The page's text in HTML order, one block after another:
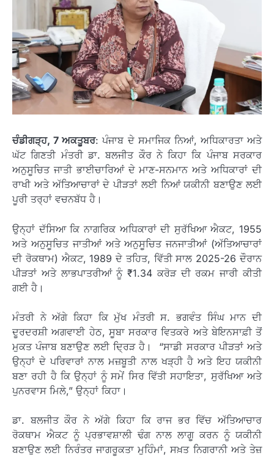
ਚੰਡੀਗੜ੍ਹ, 7 ਅਕਤੂਬਰ: ਪੰਜਾਬ ਦੇ ਸਮਾਜਿਕ ਨਿਆਂ, ਅਧਿਕਾਰਤਾ ਅਤੇ
ਘੱਟ ਗਿਣਤੀ ਮੰਤਰੀ ਡਾ. ਬਲਜੀਤ ਕੌਰ ਨੇ ਕਿਹਾ ਕਿ ਪੰਜਾਬ ਸਰਕਾਰ
ਅਨੁਸੂਚਿਤ ਜਾਤੀ ਭਾਈਚਾਰਿਆਂ ਦੇ ਮਾਣ-ਸਨਮਾਨ ਅਤੇ ਅਧਿਕਾਰਾਂ ਦੀ
ਰਾਖੀ ਅਤੇ ਅੱਤਿਆਚਾਰਾਂ ਦੇ ਪੀੜਤਾਂ ਲਈ ਨਿਆਂ ਯਕੀਨੀ ਬਣਾਉਣ ਲਈ
ਪੂਰੀ ਤਰ੍ਹਾਂ ਵਚਨਬੱਧ ਹੈ।
ਉਨ੍ਹਾਂ ਦੱਸਿਆ ਕਿ ਨਾਗਰਿਕ ਅਧਿਕਾਰਾਂ ਦੀ ਸੁਰੱਖਿਆ ਐਕਟ, 1955
ਅਤੇ ਅਨੁਸੂਚਿਤ ਜਾਤੀਆਂ ਅਤੇ ਅਨੁਸੂਚਿਤ ਜਨਜਾਤੀਆਂ (ਅੱਤਿਆਚਾਰਾਂ
ਦੀ ਰੋਕਥਾਮ) ਐਕਟ, 1989 ਦੇ ਤਹਿਤ, ਵਿੱਤੀ ਸਾਲ 2025-26 ਦੌਰਾਨ
ਪੀੜਤਾਂ ਅਤੇ ਲਾਭਪਾਤਰੀਆਂ ਨੂੰ ₹1.34 ਕਰੋੜ ਦੀ ਰਕਮ ਜਾਰੀ ਕੀਤੀ
ਗਈ ਹੈ।
ਮੰਤਰੀ ਨੇ ਅੱਗੇ ਕਿਹਾ ਕਿ ਮੁੱਖ ਮੰਤਰੀ ਸ. ਭਗਵੰਤ ਸਿੰਘ ਮਾਨ ਦੀ
ਦੂਰਦਰਸ਼ੀ ਅਗਵਾਈ ਹੇਠ, ਸੂਬਾ ਸਰਕਾਰ ਵਿਤਕਰੇ ਅਤੇ ਬੇਇਨਸਾਫ਼ੀ ਤੋਂ
ਮੁਕਤ ਪੰਜਾਬ ਬਣਾਉਣ ਲਈ ਦ੍ਰਿੜ ਹੈ। “ਸਾਡੀ ਸਰਕਾਰ ਪੀੜਤਾਂ ਅਤੇ
ਉਨ੍ਹਾਂ ਦੇ ਪਰਿਵਾਰਾਂ ਨਾਲ ਮਜ਼ਬੂਤੀ ਨਾਲ ਖੜ੍ਹੀ ਹੈ ਅਤੇ ਇਹ ਯਕੀਨੀ
ਬਣਾ ਰਹੀ ਹੈ ਕਿ ਉਨ੍ਹਾਂ ਨੂੰ ਸਮੇਂ ਸਿਰ ਵਿੱਤੀ ਸਹਾਇਤਾ, ਸੁਰੱਖਿਆ ਅਤੇ
ਪੁਨਰਵਾਸ ਮਿਲੇ,” ਉਨ੍ਹਾਂ ਕਿਹਾ।
ਡਾ. ਬਲਜੀਤ ਕੌਰ ਨੇ ਅੱਗੇ ਕਿਹਾ ਕਿ ਰਾਜ ਭਰ ਵਿੱਚ ਅੱਤਿਆਚਾਰ
ਰੋਕਥਾਮ ਐਕਟ ਨੂੰ ਪ੍ਰਭਾਵਸ਼ਾਲੀ ਢੰਗ ਨਾਲ ਲਾਗੂ ਕਰਨ ਨੂੰ ਯਕੀਨੀ
ਬਣਾਉਣ ਲਈ ਨਿਰੰਤਰ ਜਾਗਰੂਕਤਾ ਮੁਹਿੰਮਾਂ, ਸਖ਼ਤ ਨਿਗਰਾਨੀ ਅਤੇ ਤੇਜ਼